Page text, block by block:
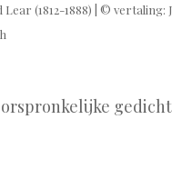
Lear (1812-1888) | © vertaling: